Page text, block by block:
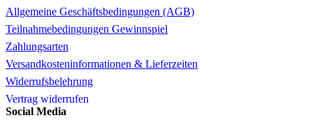
Allgemeine Geschäftsbedingungen (AGB)
Teilnahmebedingungen Gewinnspiel
Zahlungsarten
Versandkosteninformationen & Lieferzeiten
Widerrufsbelehrung
Vertrag widerrufen
Social Media